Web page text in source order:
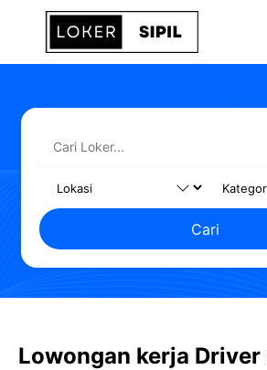
Langsung
Cari
Lowongan kerja Driver